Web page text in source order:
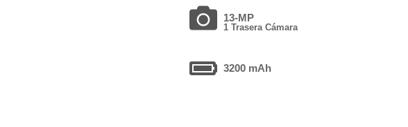
13-MP
1 Trasera Cámara
3200 mAh